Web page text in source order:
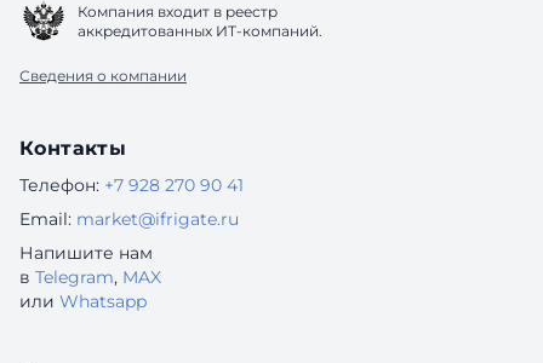
Компания входит в реестр
аккредитованных ИТ-компаний.
Сведения о компании
Контакты
Телефон: +7 928 270 90 41
Email: market@ifrigate.ru
Напишите нам
в Telegram, MAX
или Whatsapp